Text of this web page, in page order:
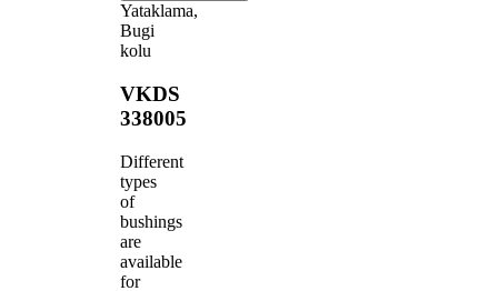
Yataklama,
Bugi
kolu
VKDS
338005
Different
types
of
bushings
are
available
for